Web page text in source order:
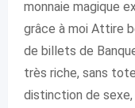
monnaie magique
grâce à moi Attire
de billets de
très riche, sans
distinction de sexe,